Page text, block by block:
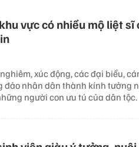
vực có nhiều mộ liệt sĩ
xúc động, các đại biểu,
đảo nhân dân thành kính tưởng
người con ưu tú của dân tộc.